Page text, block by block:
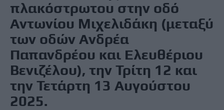
πλακόστρωτου στην οδό
Αντωνίου Μιχελιδάκη (μεταξύ
των οδών Ανδρέα
Παπανδρέου και Ελευθέριου
Βενιζέλου), την Τρίτη 12 και
την Τετάρτη 13 Αυγούστου
2025.